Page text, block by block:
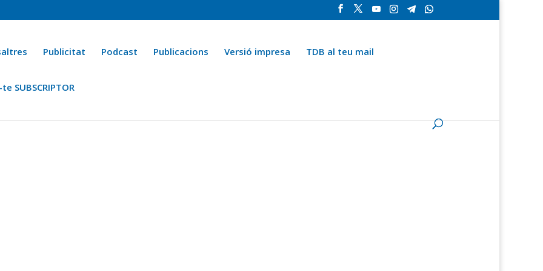
Publicitat Podcast Publicacions Versió impresa TDB al teu mail
SUBSCRIPTOR
Ara fa 25 anys